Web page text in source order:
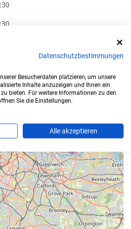
Datenschutzbestimmungen
Besucherdaten platzieren, um unsere
Inhalte anzuzeigen und Ihnen ein
bieten. Für weitere Informationen zu den
Sie die Einstellungen.
Alle akzeptieren